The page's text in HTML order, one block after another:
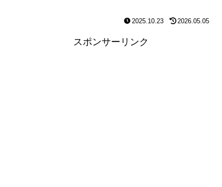
2025.10.23 2026.05.05
スポンサーリンク